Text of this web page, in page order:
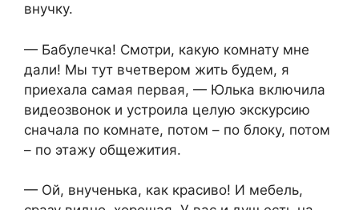
внучку.
— Бабулечка! Смотри, какую комнату мне
дали! Мы тут вчетвером жить будем, я
приехала самая первая, — Юлька включила
видеозвонок и устроила целую экскурсию
сначала по комнате, потом – по блоку, потом
– по этажу общежития.
— Ой, внученька, как красиво! И мебель,